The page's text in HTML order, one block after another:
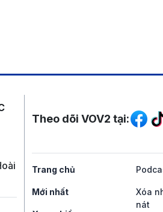
Mạng xã hội
Theo dõi VOV2 tại:
Trang chủ
Mới nhất
Xóa
nát